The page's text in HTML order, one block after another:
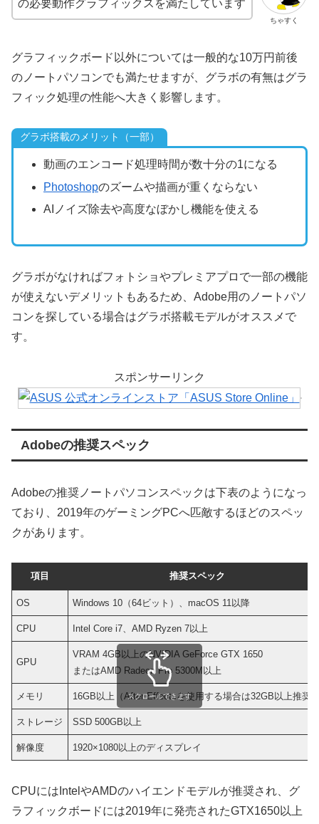
ちゃすく
の必要動作グラフィックスを満たしています
グラフィックボード以外については一般的な10万円前後
のノートパソコンでも満たせますが、グラボの有無はグラ
フィック処理の性能へ大きく影響します。
グラボ搭載のメリット（一部）
動画のエンコード処理時間が数十分の1になる
Photoshopのズームや描画が重くならない
AIノイズ除去や高度なぼかし機能を使える
グラボがなければフォトショやプレミアプロで一部の機能
が使えないデメリットもあるため、Adobe用のノートパソ
コンを探している場合はグラボ搭載モデルがオススメで
す。
スポンサーリンク
Adobeの推奨スペック
Adobeの推奨ノートパソコンスペックは下表のようになっ
ており、2019年のゲーミングPCへ匹敵するほどのスペッ
クがあります。
項目 推奨スペック
OS Windows 10（64ビット）、macOS 11以降
CPU Intel Core i7、AMD Ryzen 7以上
GPU
VRAM 4GB以上のNVIDIA GeForce GTX 1650
またはAMD Radeon Pro 5300M以上
メモリ 16GB以上（After Effectsを使用する場合は32GB以上推奨
ストレージ SSD 500GB以上
解像度 1920×1080以上のディスプレイ
スクロールできます
CPUにはIntelやAMDのハイエンドモデルが推奨され、グ
ラフィックボードには2019年に発売されたGTX1650以上